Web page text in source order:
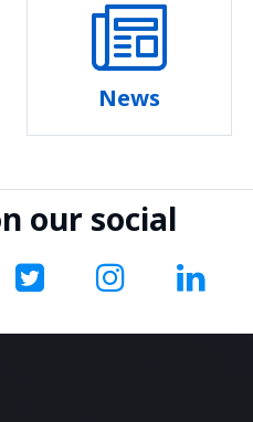
News
our social